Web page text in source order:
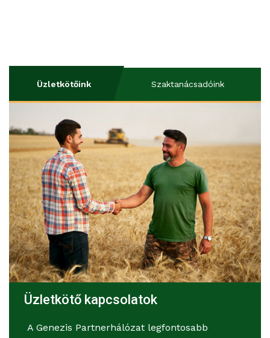
Üzletkötőink Szaktanácsadóink
Üzletkötő kapcsolatok
A Genezis Partnerhálózat legfontosabb